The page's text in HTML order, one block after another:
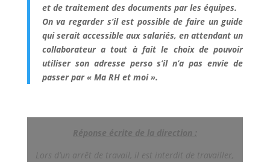
et de traitement des documents par les équipes.
On va regarder s’il est possible de faire un guide
qui serait accessible aux salariés, en attendant un
collaborateur a tout à fait le choix de pouvoir
utiliser son adresse perso s’il n’a pas envie de
passer par « Ma RH et moi ».
Réponse écrite de la direction :
Lors d’un arrêt de travail, il est interdit de travailler,